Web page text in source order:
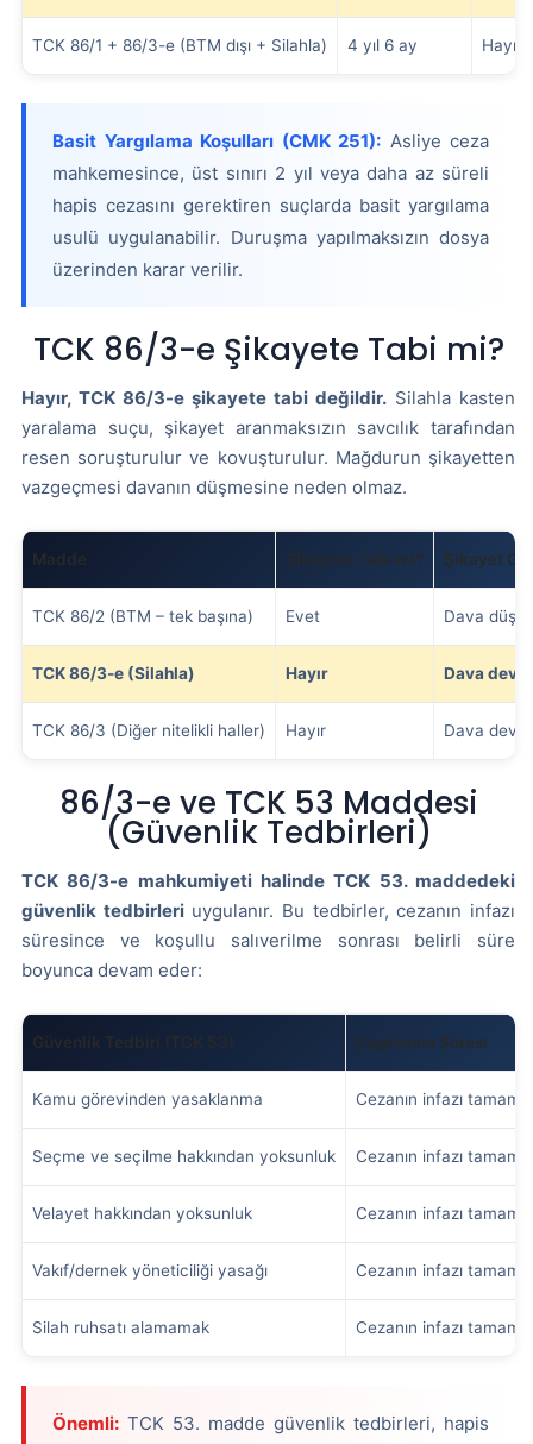
TCK 86/1 + 86/3-e (BTM dışı + Silahla) 4 yıl 6 ay Hayır
Basit Yargılama Koşulları (CMK 251): Asliye ceza
mahkemesince, üst sınırı 2 yıl veya daha az süreli
hapis cezasını gerektiren suçlarda basit yargılama
usulü uygulanabilir. Duruşma yapılmaksızın dosya
üzerinden karar verilir.
TCK 86/3-e Şikayete Tabi mi?
Hayır, TCK 86/3-e şikayete tabi değildir. Silahla kasten
yaralama suçu, şikayet aranmaksızın savcılık tarafından
resen soruşturulur ve kovuşturulur. Mağdurun şikayetten
vazgeçmesi davanın düşmesine neden olmaz.
Madde Şikayete Tabi mi? Şikayet
TCK 86/2 (BTM – tek başına) Evet Dava düşer
TCK 86/3-e (Silahla) Hayır Dava
TCK 86/3 (Diğer nitelikli haller) Hayır Dava
86/3-e ve TCK 53 Maddesi
(Güvenlik Tedbirleri)
TCK 86/3-e mahkumiyeti halinde TCK 53. maddedeki
güvenlik tedbirleriuygulanır. Bu tedbirler, cezanın infazı
süresince ve koşullu salıverilme sonrası belirli süre
boyunca devam eder:
Güvenlik Tedbiri (TCK 53) Uygulama Süresi
Kamu görevinden yasaklanma Cezanın infazı
Seçme ve seçilme hakkından yoksunluk Cezanın infazı
Velayet hakkından yoksunluk Cezanın infazı
Vakıf/dernek yöneticiliği yasağı Cezanın infazı
Silah ruhsatı alamamak Cezanın infazı
Önemli: TCK 53. madde güvenlik tedbirleri, hapis